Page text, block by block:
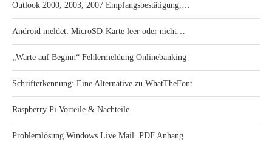
Outlook 2000, 2003, 2007 Empfangsbestätigung,…
Android meldet: MicroSD-Karte leer oder nicht…
„Warte auf Beginn“ Fehlermeldung Onlinebanking
Schrifterkennung: Eine Alternative zu WhatTheFont
Raspberry Pi Vorteile & Nachteile
Problemlösung Windows Live Mail .PDF Anhang